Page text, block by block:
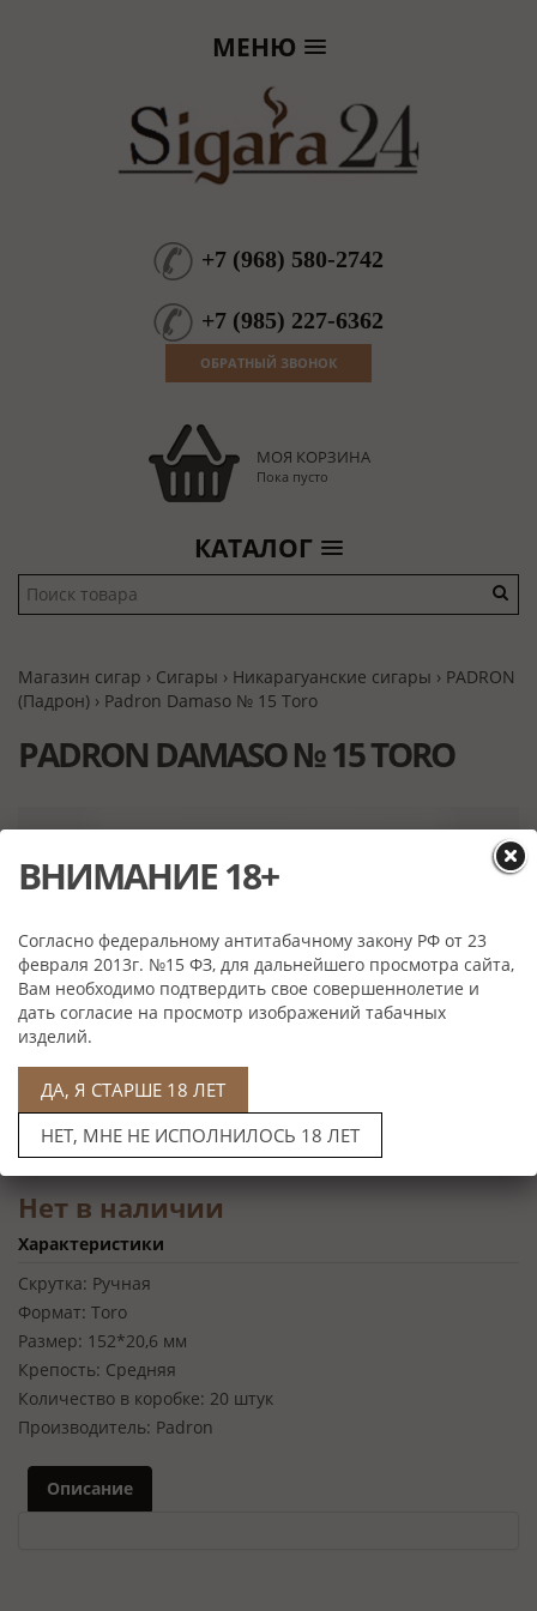
МЕНЮ
+7 (968) 580-2742
+7 (985) 227-6362
ОБРАТНЫЙ ЗВОНОК
МОЯ КОРЗИНА
Пока пусто
КАТАЛОГ
Магазин сигар › Сигары › Никарагуанские сигары › PADRON
(Падрон) › Padron Damaso № 15 Toro
PADRON DAMASO № 15 TORO
Нет в наличии
Характеристики
Скрутка: Ручная
Формат: Toro
Размер: 152*20,6 мм
Крепость: Средняя
Количество в коробке: 20 штук
Производитель: Padron
Описание
ВНИМАНИЕ 18+
Согласно федеральному антитабачному закону РФ от 23
февраля 2013г. №15 ФЗ, для дальнейшего просмотра сайта,
Вам необходимо подтвердить свое совершеннолетие и
дать согласие на просмотр изображений табачных
изделий.
ДА, Я СТАРШЕ 18 ЛЕТ
НЕТ, МНЕ НЕ ИСПОЛНИЛОСЬ 18 ЛЕТ